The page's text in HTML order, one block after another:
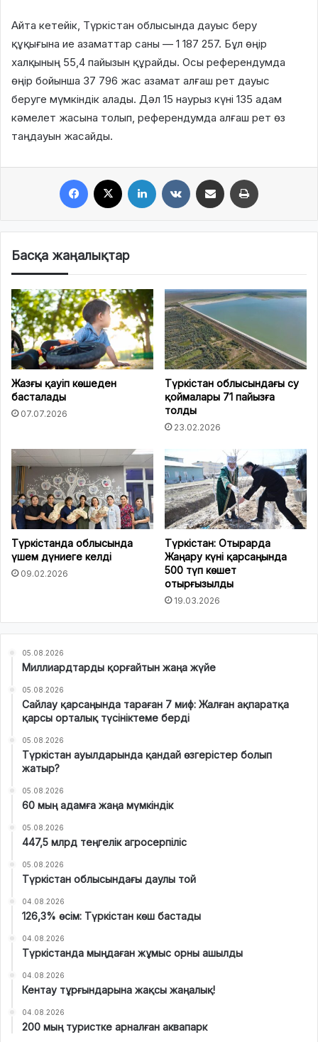
Айта кетейік, Түркістан облысында дауыс беру
құқығына ие азаматтар саны — 1 187 257. Бұл өңір
халқының 55,4 пайызын құрайды. Осы референдумда
өңір бойынша 37 796 жас азамат алғаш рет дауыс
беруге мүмкіндік алады. Дәл 15 наурыз күні 135 адам
кәмелет жасына толып, референдумда алғаш рет өз
таңдауын жасайды.
Басқа жаңалықтар
Жазғы қауіп көшеден
басталады
07.07.2026
Түркістан облысындағы су
қоймалары 71 пайызға
толды
23.02.2026
Түркістанда облысында
үшем дүниеге келді
09.02.2026
Түркістан: Отырарда
Жаңару күні қарсаңында
500 түп көшет
отырғызылды
19.03.2026
05.08.2026
Миллиардтарды қорғайтын жаңа жүйе
05.08.2026
Сайлау қарсаңында тараған 7 миф: Жалған ақпаратқа
қарсы орталық түсініктеме берді
05.08.2026
Түркістан ауылдарында қандай өзгерістер болып
жатыр?
05.08.2026
60 мың адамға жаңа мүмкіндік
05.08.2026
447,5 млрд теңгелік агросерпіліс
05.08.2026
Түркістан облысындағы даулы той
04.08.2026
126,3% өсім: Түркістан көш бастады
04.08.2026
Түркістанда мыңдаған жұмыс орны ашылды
04.08.2026
Кентау тұрғындарына жақсы жаңалық!
04.08.2026
200 мың туристке арналған аквапарк